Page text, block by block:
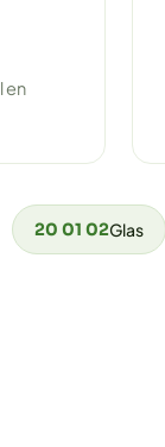
en
20 01 02Glas